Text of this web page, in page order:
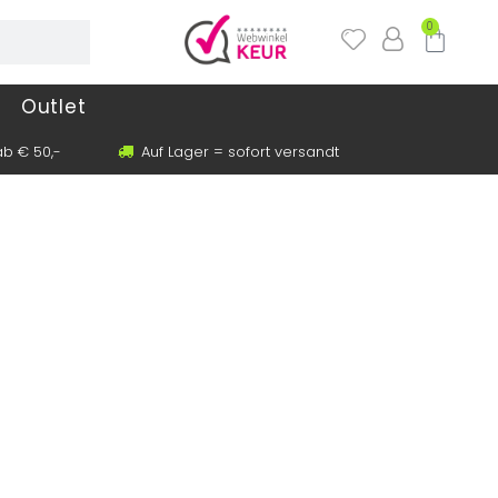
0
Outlet
€ 50,- Auf Lager = sofort versandt